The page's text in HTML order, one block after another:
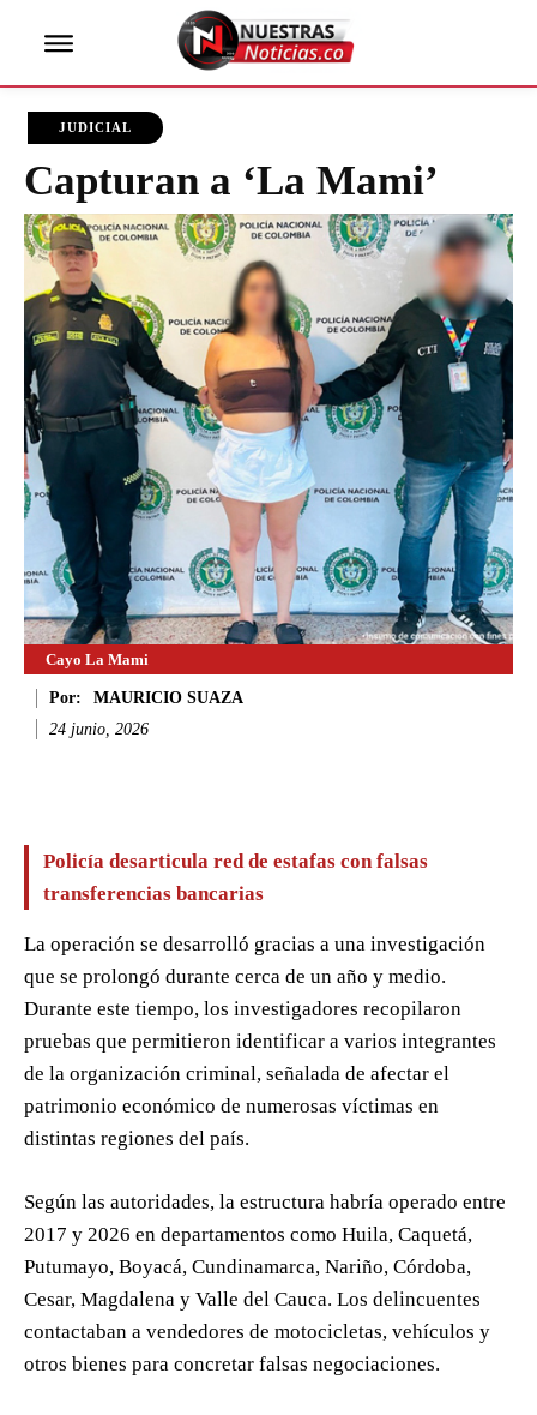
JUDICIAL
Capturan a ‘La Mami’
Cayo La Mami
Por:
MAURICIO SUAZA
24 junio, 2026
Policía desarticula red de estafas con falsas
transferencias bancarias
La operación se desarrolló gracias a una investigación
que se prolongó durante cerca de un año y medio.
Durante este tiempo, los investigadores recopilaron
pruebas que permitieron identificar a varios integrantes
de la organización criminal, señalada de afectar el
patrimonio económico de numerosas víctimas en
distintas regiones del país.
Según las autoridades, la estructura habría operado entre
2017 y 2026 en departamentos como Huila, Caquetá,
Putumayo, Boyacá, Cundinamarca, Nariño, Córdoba,
Cesar, Magdalena y Valle del Cauca. Los delincuentes
contactaban a vendedores de motocicletas, vehículos y
otros bienes para concretar falsas negociaciones.